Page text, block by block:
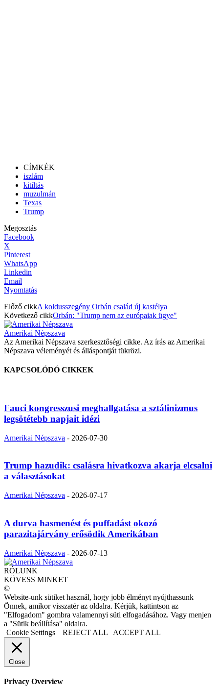
CÍMKÉK
iszlám
kitiltás
muzulmán
Texas
Trump
Megosztás
Facebook
X
Pinterest
WhatsApp
Linkedin
Email
Nyomtatás
Előző cikkA koldusszegény Orbán család új kastélya
Következő cikkOrbán: "Trump nem az európaiak ügye"
Amerikai Népszava
Az Amerikai Népszava szerkesztőségi cikke. Az írás az Amerikai
Népszava véleményét és álláspontját tükrözi.
KAPCSOLÓDÓ CIKKEK
Fauci kongresszusi meghallgatása a sztálinizmus
legsötétebb napjait idézi
Amerikai Népszava - 2026-07-30
Trump hazudik: csalásra hivatkozva akarja elcsalni
a választásokat
Amerikai Népszava - 2026-07-17
A durva hasmenést és puffadást okozó
parazitajárvány erősödik Amerikában
Amerikai Népszava - 2026-07-13
RÓLUNK
KÖVESS MINKET
©
Website-unk sütiket használ, hogy jobb élményt nyújthassunk
Önnek, amikor visszatér az oldalra. Kérjük, kattintson az
"Elfogadom" gombra valamennyi süti elfogadásához. Vagy menjen
a "Sütik beállítása" oldalra.
Cookie Settings
REJECT ALL ACCEPT ALL
Close
Privacy Overview